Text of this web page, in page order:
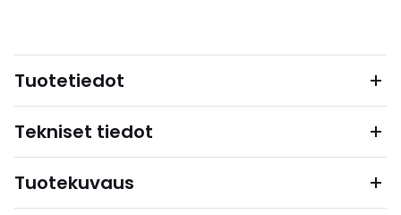
Tuotetiedot
Tekniset tiedot
Tuotekuvaus